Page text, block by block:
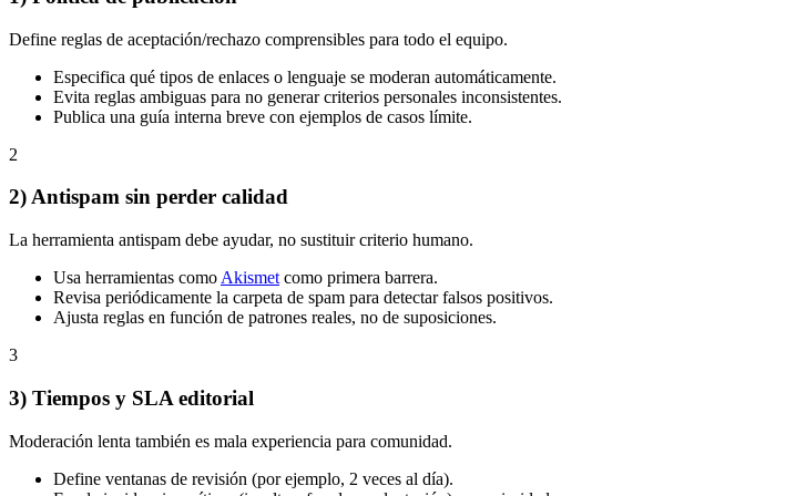
Define reglas de aceptación/rechazo comprensibles para todo el equipo.
Especifica qué tipos de enlaces o lenguaje se moderan automáticamente.
Evita reglas ambiguas para no generar criterios personales inconsistentes.
Publica una guía interna breve con ejemplos de casos límite.
2
2) Antispam sin perder calidad
La herramienta antispam debe ayudar, no sustituir criterio humano.
Usa herramientas como Akismet como primera barrera.
Revisa periódicamente la carpeta de spam para detectar falsos positivos.
Ajusta reglas en función de patrones reales, no de suposiciones.
3
3) Tiempos y SLA editorial
Moderación lenta también es mala experiencia para comunidad.
Define ventanas de revisión (por ejemplo, 2 veces al día).